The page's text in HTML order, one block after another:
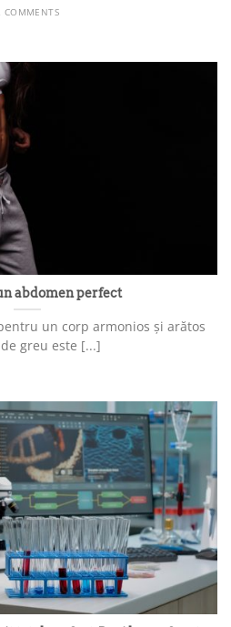
COMMENTS
abdomen perfect
un corp armonios și arătos
greu este [...]